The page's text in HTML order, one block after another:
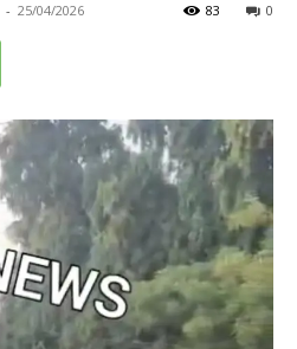
- 25/04/2026 0
83